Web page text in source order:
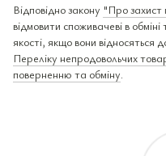
Відповідно закону "Про захист
відмовити споживачеві в
якості, якщо вони відносяться
Переліку непродовольчих
поверненню та обміну